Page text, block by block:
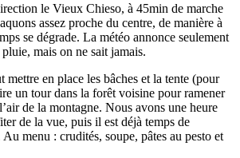
le Vieux Chieso, à 45min de marche
assez proche du centre, de manière à
se dégrade. La météo annonce seulement
mais on ne sait jamais.
en place les bâches et la tente (pour
un tour dans la forêt voisine pour ramener
de la montagne. Nous avons une heure
de la vue, puis il est déjà temps de
menu : crudités, soupe, pâtes au pesto et